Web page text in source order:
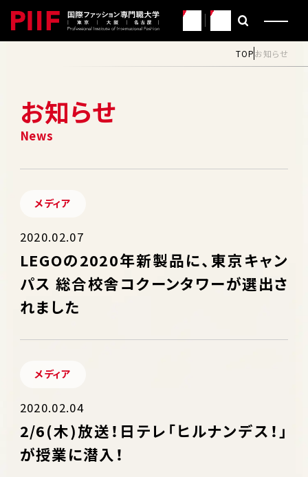
JP EN
お知らせ
TOPお知らせ
メディア
2020.02.07
LEGOの2020年新製品に、東京キャン
パス 総合校舎コクーンタワーが選出さ
れました
メディア
2020.02.04
2/6(木)放送！日テレ「ヒルナンデス！」
が授業に潜入！